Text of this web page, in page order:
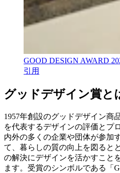
GOOD DESIGN AWARD
引用
グッドデザイン賞と
1957年創設のグッドデザイン商
を代表するデザインの評価とプ
内外の多くの企業や団体が参加
て、暮らしの質の向上を図ると
の解決にデザインを活かすこと
ます。受賞のシンボルである「